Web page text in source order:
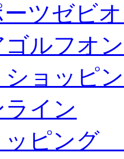
ツゼビ
ルフオ
ョッピ
イン
ッピング